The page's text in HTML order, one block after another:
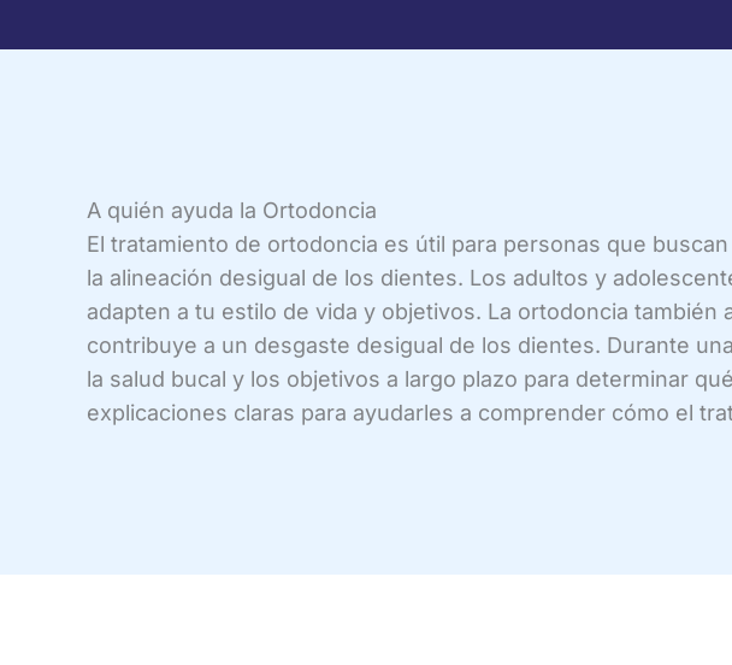
A quién ayuda la Ortodoncia
El tratamiento de ortodoncia es útil para personas que
la alineación desigual de los dientes. Los adultos y
adapten a tu estilo de vida y objetivos. La ortodoncia
contribuye a un desgaste desigual de los dientes. Durante
la salud bucal y los objetivos a largo plazo para determinar
explicaciones claras para ayudarles a comprender cómo el